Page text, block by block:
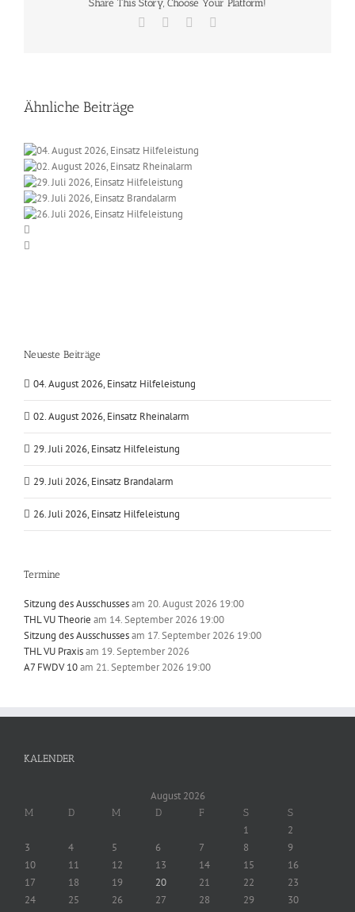
Share This Story, Choose Your Platform!
Facebook
Ähnliche Beiträge
Neueste Beiträge
04. August 2026, Einsatz Hilfeleistung
02. August 2026, Einsatz Rheinalarm
29. Juli 2026, Einsatz Hilfeleistung
29. Juli 2026, Einsatz Brandalarm
26. Juli 2026, Einsatz Hilfeleistung
Termine
Sitzung des Ausschussesam 20. August 2026 19:00
THL VU Theorie am 14. September 2026 19:00
Sitzung des Ausschussesam 17. September 2026 19:00
THL VU Praxisam 19. September 2026
A7 FWDV 10am 21. September 2026 19:00
KALENDER
August 2026
M D M D F S S
1
2
3
4 5 6 7 8
9
10
11 12 13 14 15
16
17
18 19 20 21 22
23
24
25 26 27 28 29
30